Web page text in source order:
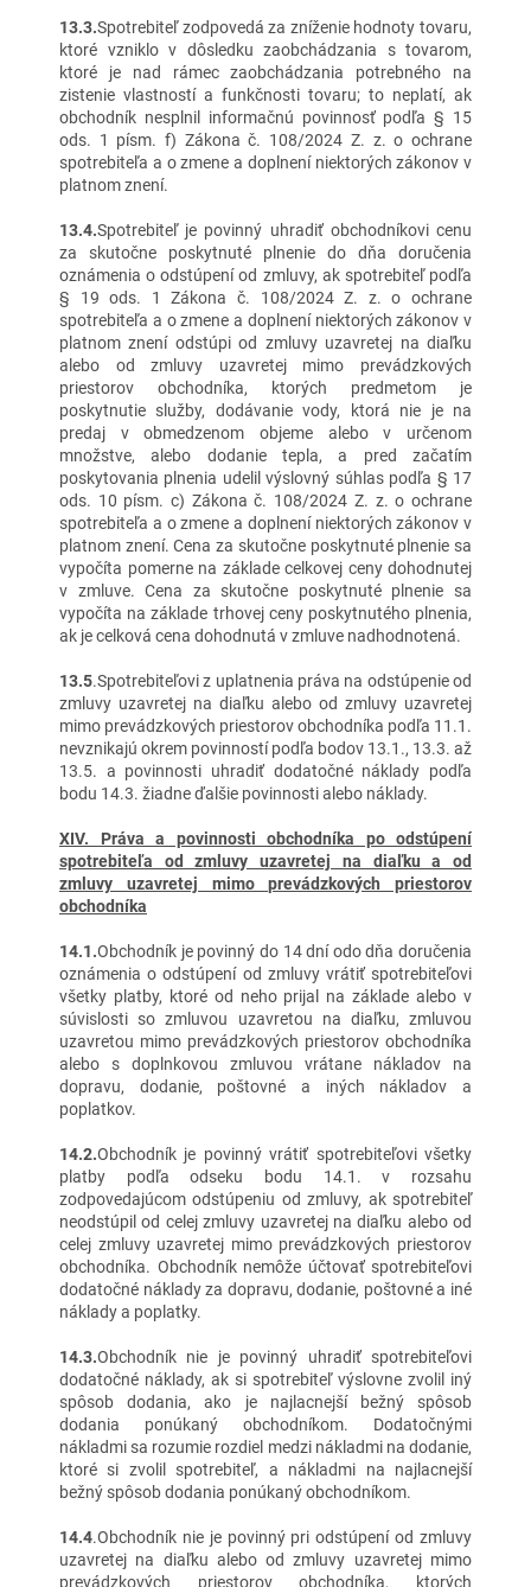
13.3.Spotrebiteľ zodpovedá za zníženie hodnoty tovaru,
ktoré vzniklo v dôsledku zaobchádzania s tovarom,
ktoré je nad rámec zaobchádzania potrebného na
zistenie vlastností a funkčnosti tovaru; to neplatí, ak
obchodník nesplnil informačnú povinnosť podľa § 15
ods. 1 písm. f) Zákona č. 108/2024 Z. z. o ochrane
spotrebiteľa a o zmene a doplnení niektorých zákonov v
platnom znení.
13.4.Spotrebiteľ je povinný uhradiť obchodníkovi cenu
za skutočne poskytnuté plnenie do dňa doručenia
oznámenia o odstúpení od zmluvy, ak spotrebiteľ podľa
§ 19 ods. 1 Zákona č. 108/2024 Z. z. o ochrane
spotrebiteľa a o zmene a doplnení niektorých zákonov v
platnom znení odstúpi od zmluvy uzavretej na diaľku
alebo od zmluvy uzavretej mimo prevádzkových
priestorov obchodníka, ktorých predmetom je
poskytnutie služby, dodávanie vody, ktorá nie je na
predaj v obmedzenom objeme alebo v určenom
množstve, alebo dodanie tepla, a pred začatím
poskytovania plnenia udelil výslovný súhlas podľa § 17
ods. 10 písm. c) Zákona č. 108/2024 Z. z. o ochrane
spotrebiteľa a o zmene a doplnení niektorých zákonov v
platnom znení. Cena za skutočne poskytnuté plnenie sa
vypočíta pomerne na základe celkovej ceny dohodnutej
v zmluve. Cena za skutočne poskytnuté plnenie sa
vypočíta na základe trhovej ceny poskytnutého plnenia,
ak je celková cena dohodnutá v zmluve nadhodnotená.
13.5.Spotrebiteľovi z uplatnenia práva na odstúpenie od
zmluvy uzavretej na diaľku alebo od zmluvy uzavretej
mimo prevádzkových priestorov obchodníka podľa 11.1.
nevznikajú okrem povinností podľa bodov 13.1., 13.3. až
13.5. a povinnosti uhradiť dodatočné náklady podľa
bodu 14.3. žiadne ďalšie povinnosti alebo náklady.
XIV. Práva a povinnosti obchodníka po odstúpení
spotrebiteľa od zmluvy uzavretej na diaľku a od
zmluvy uzavretej mimo prevádzkových priestorov
obchodníka
14.1.Obchodník je povinný do 14 dní odo dňa doručenia
oznámenia o odstúpení od zmluvy vrátiť spotrebiteľovi
všetky platby, ktoré od neho prijal na základe alebo v
súvislosti so zmluvou uzavretou na diaľku, zmluvou
uzavretou mimo prevádzkových priestorov obchodníka
alebo s doplnkovou zmluvou vrátane nákladov na
dopravu, dodanie, poštovné a iných nákladov a
poplatkov.
14.2.Obchodník je povinný vrátiť spotrebiteľovi všetky
platby podľa odseku bodu 14.1. v rozsahu
zodpovedajúcom odstúpeniu od zmluvy, ak spotrebiteľ
neodstúpil od celej zmluvy uzavretej na diaľku alebo od
celej zmluvy uzavretej mimo prevádzkových priestorov
obchodníka. Obchodník nemôže účtovať spotrebiteľovi
dodatočné náklady za dopravu, dodanie, poštovné a iné
náklady a poplatky.
14.3.Obchodník nie je povinný uhradiť spotrebiteľovi
dodatočné náklady, ak si spotrebiteľ výslovne zvolil iný
spôsob dodania, ako je najlacnejší bežný spôsob
dodania ponúkaný obchodníkom. Dodatočnými
nákladmi sa rozumie rozdiel medzi nákladmi na dodanie,
ktoré si zvolil spotrebiteľ, a nákladmi na najlacnejší
bežný spôsob dodania ponúkaný obchodníkom.
14.4.Obchodník nie je povinný pri odstúpení od zmluvy
uzavretej na diaľku alebo od zmluvy uzavretej mimo
prevádzkových priestorov obchodníka, ktorých